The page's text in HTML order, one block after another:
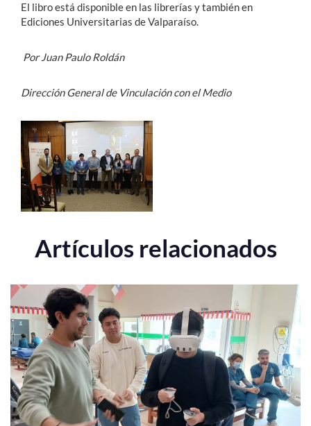
El libro está disponible en las librerías y también en
Ediciones Universitarias de Valparaíso.
Por Juan Paulo Roldán
Dirección General de Vinculación con el Medio
Artículos relacionados